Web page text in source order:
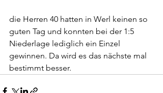
die Herren 40 hatten in Werl keinen so
guten Tag und konnten bei der 1:5
Niederlage lediglich ein Einzel
gewinnen. Da wird es das nächste mal
bestimmt besser.